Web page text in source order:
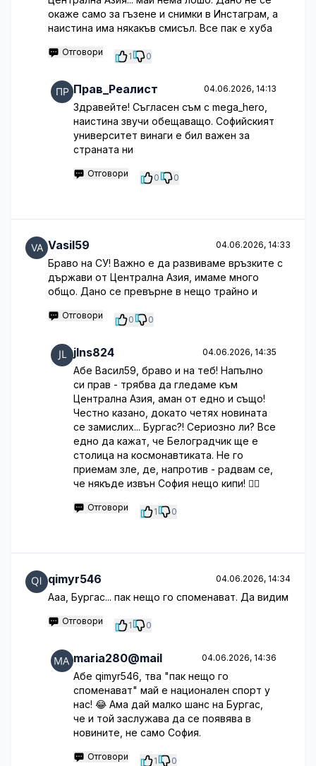
окаже само за гъзене и снимки в Инстаграм, а
наистина има някакъв смисъл. Все пак е хуба
Отговори 1 0
Прав_Реалист 04.06.2026, 14:13
Здравейте! Съгласен съм с mega_hero,
наистина звучи обещаващо. Софийският
университет винаги е бил важен за
страната ни
Отговори 0 0
Vasil59 04.06.2026, 14:33
Браво на СУ! Важно е да развиваме връзките с
държави от Централна Азия, имаме много
общо. Дано се превърне в нещо трайно и
Отговори 0 0
jlns824 04.06.2026, 14:35
Абе Васил59, браво и на теб! Напълно
си прав - трябва да гледаме към
Централна Азия, аман от едно и също!
Честно казано, докато четях новината
се замислих... Бургас?! Сериозно ли? Все
едно да кажат, че Белоградчик ще е
столица на космонавтиката. Не го
приемам зле, де, напротив - радвам се,
че някъде извън София нещо кипи! 🤦‍♂️
Отговори 1 0
qimyr546 04.06.2026, 14:34
Ааа, Бургас... пак нещо го споменават. Да видим
Отговори 1 0
maria280@mail 04.06.2026, 14:36
Абе qimyr546, тва "пак нещо го
споменават" май е национален спорт у
нас! 😂 Ама дай малко шанс на Бургас,
че и той заслужава да се появява в
новините, не само София.
Отговори 1 0